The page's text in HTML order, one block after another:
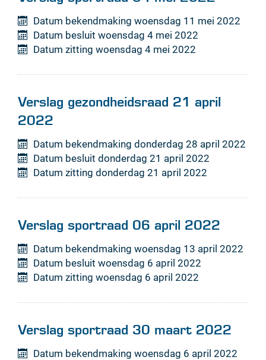
bekendmakingen
Datum bekendmaking woensdag 11 mei 2022
Datum besluit woensdag 4 mei 2022
Datum zitting woensdag 4 mei 2022
Verslag gezondheidsraad 21 april
2022
Datum bekendmaking donderdag 28 april 2022
Datum besluit donderdag 21 april 2022
Datum zitting donderdag 21 april 2022
Verslag sportraad 06 april 2022
Datum bekendmaking woensdag 13 april 2022
Datum besluit woensdag 6 april 2022
Datum zitting woensdag 6 april 2022
Verslag sportraad 30 maart 2022
Datum bekendmaking woensdag 6 april 2022